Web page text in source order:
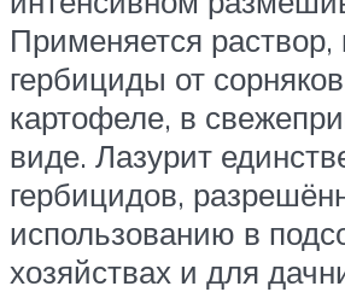
Применяется раствор,
гербициды от
картофеле, в
виде. Лазурит
гербицидов,
использованию в
хозяйствах и для